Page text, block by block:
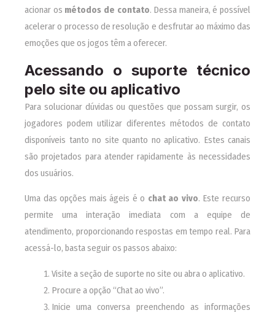
acionar os métodos de contato. Dessa maneira, é possível
acelerar o processo de resolução e desfrutar ao máximo das
emoções que os jogos têm a oferecer.
Acessando o suporte técnico
pelo site ou aplicativo
Para solucionar dúvidas ou questões que possam surgir, os
jogadores podem utilizar diferentes métodos de contato
disponíveis tanto no site quanto no aplicativo. Estes canais
são projetados para atender rapidamente às necessidades
dos usuários.
Uma das opções mais ágeis é o chat ao vivo. Este recurso
permite uma interação imediata com a equipe de
atendimento, proporcionando respostas em tempo real. Para
acessá-lo, basta seguir os passos abaixo:
Visite a seção de suporte no site ou abra o aplicativo.
Procure a opção “Chat ao vivo”.
Inicie uma conversa preenchendo as informações